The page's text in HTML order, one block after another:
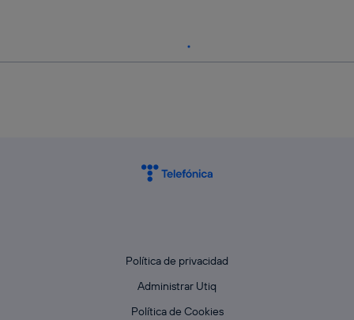
Política de privacidad
Administrar Utiq
Política de Cookies